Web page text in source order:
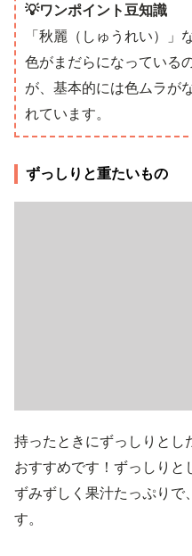
💡ワンポイント豆知識
「秋麗（しゅうれい）
色がまだらになっている
が、基本的には色ムラが
れています。
ずっしりと重たいもの
持ったときにずっしりとし
おすすめです！ずっしりと
ずみずしく果汁たっぷりで
す。